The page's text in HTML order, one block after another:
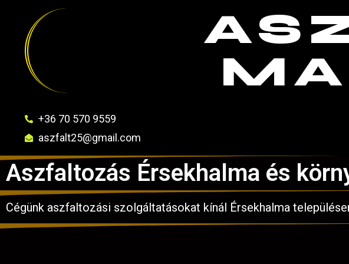
+36 70 570 9559
aszfalt25@gmail.com
Aszfaltozás Érsekhalma és
Cégünk aszfaltozási szolgáltatásokat kínál Érsekhalma